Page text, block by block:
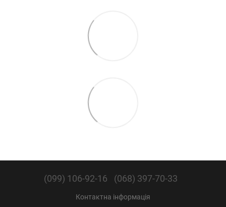
(099) 106-92-16 (068) 397-70-33
Контактна інформація